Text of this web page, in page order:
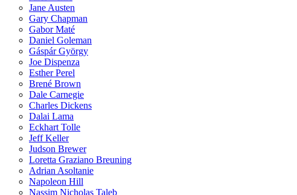
Jane Austen
Gary Chapman
Gabor Maté
Daniel Goleman
Gáspár György
Joe Dispenza
Esther Perel
Brené Brown
Dale Carnegie
Charles Dickens
Dalai Lama
Eckhart Tolle
Jeff Keller
Judson Brewer
Loretta Graziano Breuning
Adrian Asoltanie
Napoleon Hill
Nassim Nicholas Taleb